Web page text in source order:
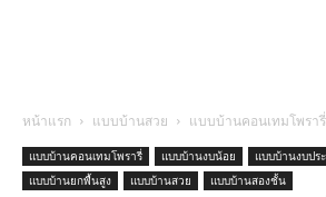
หน้าแรก แบบบ้านสวย แบบบ้านคอนเทมโพรารี่
แบบบ้านคอนเทมโพรารี่ แบบบ้านงบน้อย แบบบ้านงบปร
แบบบ้านยกพื้นสูง
แบบบ้านสวย แบบบ้านสองชั้น